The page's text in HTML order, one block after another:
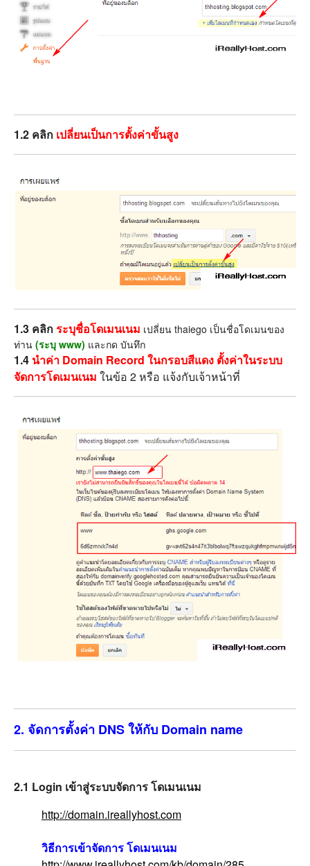
1.2 คลิก เปลี่ยนเป็นการตั้งค่าขั้นสูง
1.3 คลิกระบุชื่อโดเมนเนม เปลี่ยน thaiego เป็นชื่อโดเมนของ
ท่าน (ระบุ www) และกด บันทึก
1.4 นำค่า Domain Record ในกรอบสีแดง ตั้งค่าในระบบ
จัดการโดเมนเนม ในข้อ 2 หรือ แจ้งกับเจ้าหน้าที่
2. จัดการตั้งค่า DNS ให้กับ Domain name
2.1 Login เข้าสู่ระบบจัดการ โดเมนเนม
http://domain.ireallyhost.com
วิธีการเข้าจัดการ โดเมนเนม